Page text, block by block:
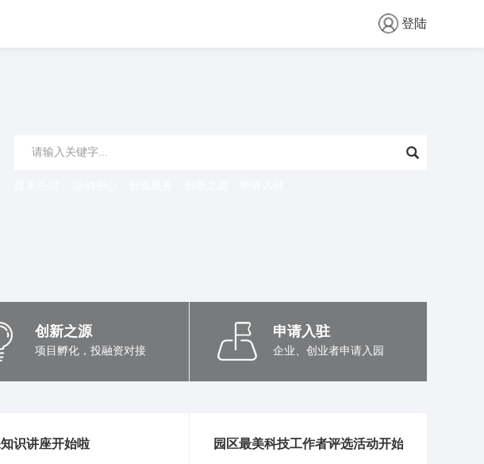
登陆
创新之源
项目孵化，投融资对接
申请入驻
企业、创业者申请入园
识讲座开始啦 园区最美科技工作者评选活动开始啦